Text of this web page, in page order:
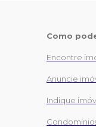
Como
Encontre
Anuncie
Indique